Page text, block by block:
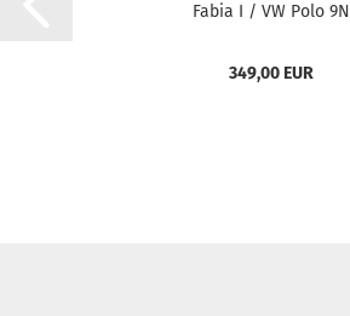
Fabia I / VW Polo 9N
349,00 EUR